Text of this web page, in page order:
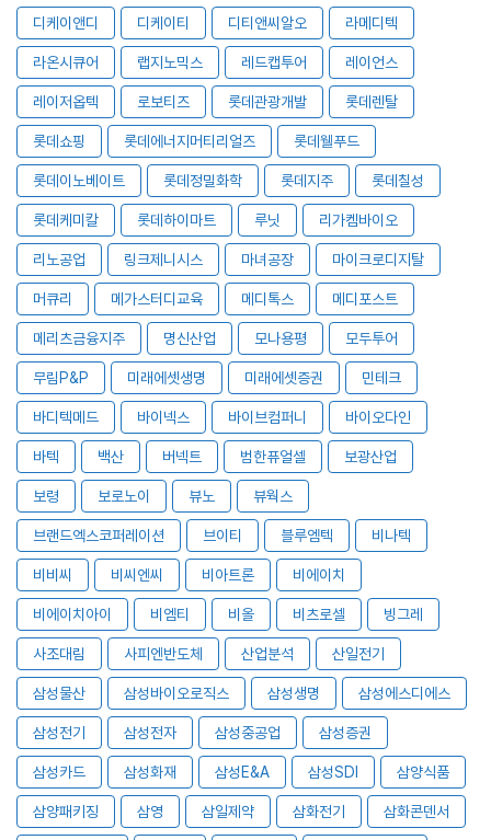
디케이앤디 디케이티 디티앤씨알오 라메디텍
라온시큐어 랩지노믹스 레드캡투어 레이언스
레이저옵텍 로보티즈 롯데관광개발 롯데렌탈
롯데쇼핑 롯데에너지머티리얼즈 롯데웰푸드
롯데이노베이트 롯데정밀화학 롯데지주 롯데칠성
롯데케미칼 롯데하이마트 루닛 리가켐바이오
리노공업 링크제니시스 마녀공장 마이크로디지탈
머큐리 메가스터디교육 메디톡스 메디포스트
메리츠금융지주 명신산업 모나용평 모두투어
무림P&P 미래에셋생명 미래에셋증권 민테크
바디텍메드 바이넥스 바이브컴퍼니 바이오다인
바텍 백산 버넥트 범한퓨얼셀 보광산업
보령 보로노이 뷰노 뷰웍스
브랜드엑스코퍼레이션 브이티 블루엠텍 비나텍
비비씨 비씨엔씨 비아트론 비에이치
비에이치아이 비엠티 비올 비츠로셀 빙그레
사조대림 사피엔반도체 산업분석 산일전기
삼성물산 삼성바이오로직스 삼성생명 삼성에스디에스
삼성전기 삼성전자 삼성중공업 삼성증권
삼성카드 삼성화재 삼성E&A 삼성SDI 삼양식품
삼양패키징 삼영 삼일제약 삼화전기 삼화콘덴서